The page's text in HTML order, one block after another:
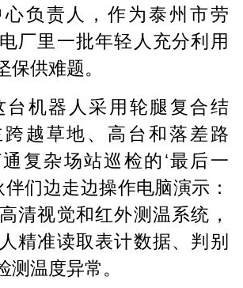
负责人，作为泰州市劳
厂里一批年轻人充分利用
保供难题。
台机器人采用轮腿复合结
越草地、高台和落差路
复杂场站巡检的‘最后一
伴们边走边操作电脑演示：
清视觉和红外测温系统，
精准读取表计数据、判别
测温度异常。